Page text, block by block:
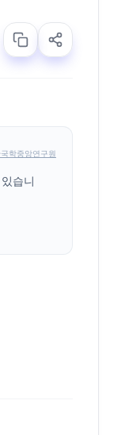
학중앙연구원
습니